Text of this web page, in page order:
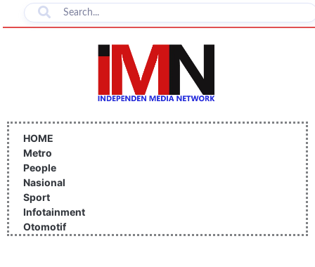
Lewati
ke
HOME
Metro
People
Nasional
Sport
Infotainment
Otomotif